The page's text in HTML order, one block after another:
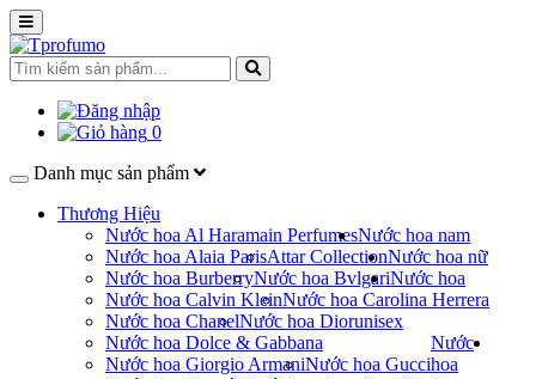
0
Danh mục sản phẩm
Thương Hiệu
Nước hoa Al Haramain Perfumes
Nước hoa Alaia ParisAttar Collection
Nước hoa BurberryNước hoa Bvlgari
Nước hoa Calvin KleinNước hoa Carolina Herrera
Nước hoa ChanelNước hoa Dior
Nước hoa Dolce & Gabbana
Nước hoa Giorgio ArmaniNước hoa Gucci
Nước hoa nam
Nước hoa nữ
Nước hoa
unisex
Nước
hoa